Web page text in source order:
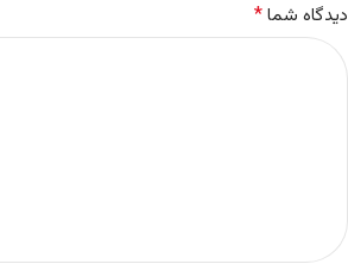
دیدگاه شما*